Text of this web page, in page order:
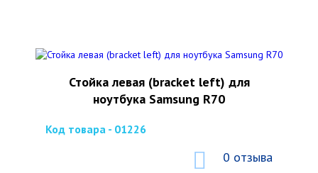
Стойка левая (bracket left) для
ноутбука Samsung R70
Код товара - 01226
0 отзыва